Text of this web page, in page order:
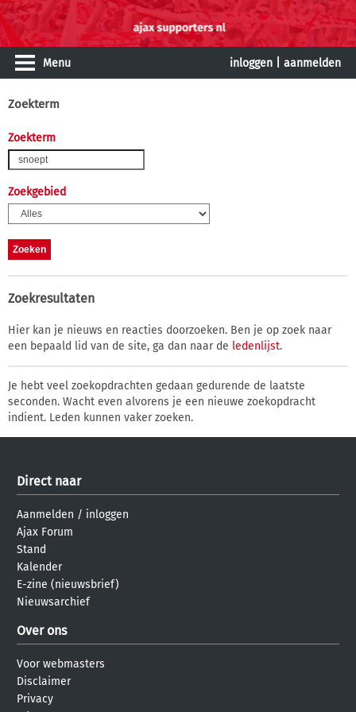
Menu inloggen aanmelden
Zoekterm
Zoekterm
Zoekgebied
Zoekresultaten
Hier kan je nieuws en reacties doorzoeken. Ben je op zoek naar
een bepaald lid van de site, ga dan naar de ledenlijst.
Je hebt veel zoekopdrachten gedaan gedurende de laatste
seconden. Wacht even alvorens je een nieuwe zoekopdracht
indient. Leden kunnen vaker zoeken.
Direct naar
Aanmelden / inloggen
Ajax Forum
Stand
Kalender
E-zine (nieuwsbrief)
Nieuwsarchief
Over ons
Voor webmasters
Disclaimer
Privacy